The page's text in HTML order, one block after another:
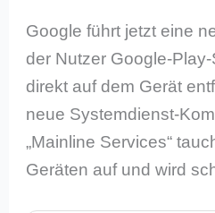
Google führt jetzt eine
der Nutzer Google-
direkt auf dem Gerät
neue Systemdienst-
„Mainline Services“
Geräten auf und wird